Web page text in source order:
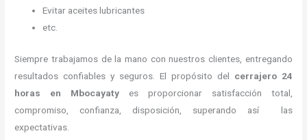
Evitar aceites lubricantes
etc.
Siempre trabajamos de la mano con nuestros clientes, entregando
resultados confiables y seguros. El propósito del cerrajero 24
horas en Mbocayaty es proporcionar satisfacción total,
compromiso, confianza, disposición, superando así las
expectativas.